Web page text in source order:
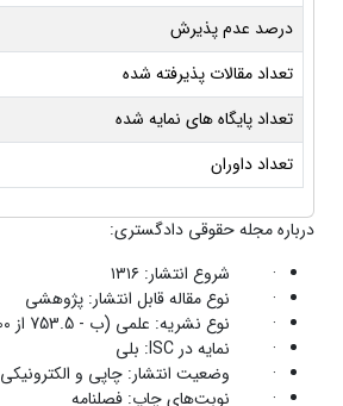
درصد عدم پذیرش
تعداد مقالات پذیرفته شده
تعداد پایگاه های نمایه شده
تعداد داوران
درباره مجله حقوقی دادگستری:
· شروع انتشار: ۱۳۱۶
· نوع مقاله قابل انتشار: پژوهشی
· نوع نشریه: علمی (ب - 753.5 از 1000 امتیاز)
· نمایه در ISC: بلی
· وضعیت انتشار: چاپی و الکترونیکی
· نوبت‌های چاپ: فصلنامه